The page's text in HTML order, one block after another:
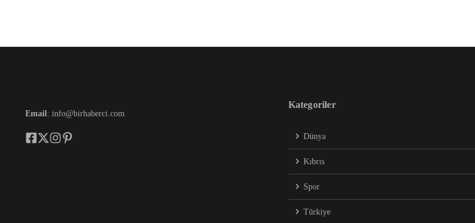
Email : info@birhaberci.com
Kategoriler
Dünya
Kıbrıs
Spor
Türkiye